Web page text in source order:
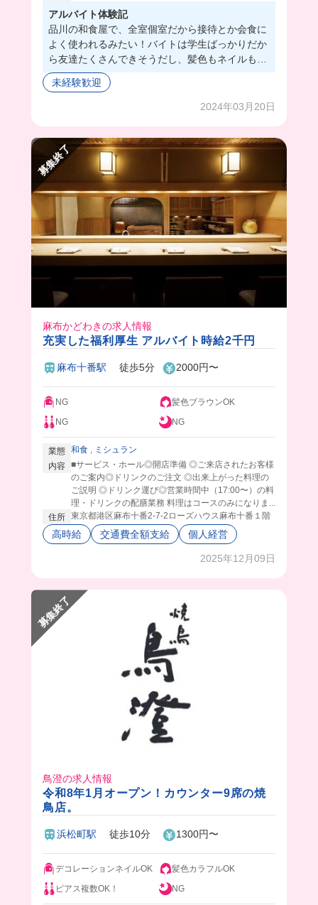
アルバイト体験記
品川の和食屋で、全室個室だから接待とか会食に
よく使われるみたい！バイトは学生ばっかりだか
ら友達たくさんできそうだし、髪色もネイルも自
由なのは嬉しすぎる〜🥹まかないのご飯自分で量
を調節できるのも素敵だよね🍚
未経験歓迎
2024年03月20日
募集終了
麻布かどわきの求人情報
充実した福利厚生 アルバイト時給2千円
麻布十番駅 徒歩5分 2000円〜
NG
髪色ブラウンOK
NG
NG
業態 和食 , ミシュラン
内容 ■サービス・ホール◎開店準備 ◎ご来店されたお客様
のご案内◎ドリンクのご注文 ◎出来上がった料理の
ご説明 ◎ドリンク運び◎営業時間中（17:00〜）の料
理・ドリンクの配膳業務 料理はコースのみになりま...
住所 東京都港区麻布十番2-7-2ローズハウス麻布十番１階
高時給 交通費全額支給 個人経営
2025年12月09日
募集終了
鳥澄の求人情報
令和8年1月オープン！カウンター9席の焼
鳥店。
浜松町駅 徒歩10分 1300円〜
デコレーションネイルOK
髪色カラフルOK
ピアス複数OK！
NG